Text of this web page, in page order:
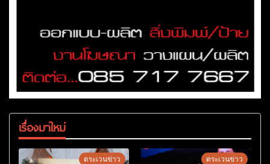
เรื่องมาใหม่
ตระเวนข่าว ตระเวนข่าว